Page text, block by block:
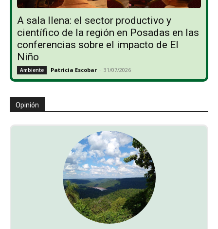
A sala llena: el sector productivo y
científico de la región en Posadas en las
conferencias sobre el impacto de El
Niño
Ambiente Patricia Escobar - 31/07/2026
Opinión